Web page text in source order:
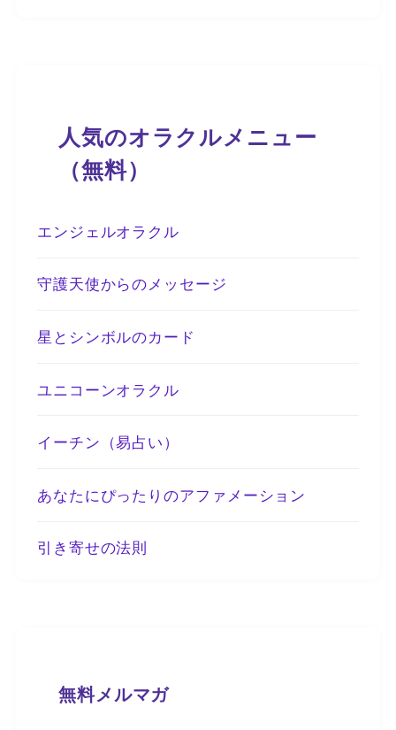
人気のオラクルメニュー
（無料）
エンジェルオラクル
守護天使からのメッセージ
星とシンボルのカード
ユニコーンオラクル
イーチン（易占い）
あなたにぴったりのアファメーション
引き寄せの法則
無料メルマガ